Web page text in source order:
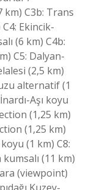
km) C3b: Trans
Ekincik-
(6 km) C4b:
C5: Dalyan-
(2,5 km)
alternatif (1
Aşı koyu
(1,25 km)
(1,25 km)
(1 km) C8:
(11 km)
(viewpoint)
Kuzey-